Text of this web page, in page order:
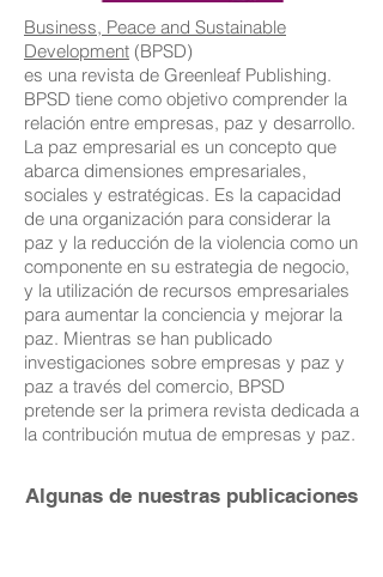
Business, Peace and Sustainable
Development (BPSD)
es una revista de Greenleaf Publishing.
BPSD tiene como objetivo comprender la
relación entre empresas, paz y desarrollo.
La paz empresarial es un concepto que
abarca dimensiones empresariales,
sociales y estratégicas. Es la capacidad
de una organización para considerar la
paz y la reducción de la violencia como un
componente en su estrategia de negocio,
y la utilización de recursos empresariales
para aumentar la conciencia y mejorar la
paz. Mientras se han publicado
investigaciones sobre empresas y paz y
paz a través del comercio, BPSD
pretende ser la primera revista dedicada a
la contribución mutua de empresas y paz.
Algunas de nuestras publicaciones